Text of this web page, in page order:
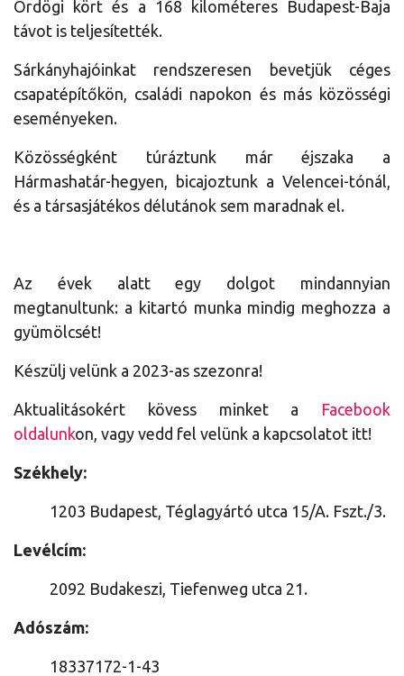
Ördögi kört és a 168 kilométeres Budapest-Baja
távot is teljesítették.
Sárkányhajóinkat rendszeresen bevetjük céges
csapatépítőkön, családi napokon és más közösségi
eseményeken.
Közösségként túráztunk már éjszaka a
Hármashatár-hegyen, bicajoztunk a Velencei-tónál,
és a társasjátékos délutánok sem maradnak el.
Az évek alatt egy dolgot mindannyian
megtanultunk: a kitartó munka mindig meghozza a
gyümölcsét!
Készülj velünk a 2023-as szezonra!
Aktualitásokért kövess minket a Facebook
oldalunkon, vagy vedd fel velünk a kapcsolatot itt!
Székhely:
1203 Budapest, Téglagyártó utca 15/A. Fszt./3.
Levélcím:
2092 Budakeszi, Tiefenweg utca 21.
Adószám:
18337172-1-43